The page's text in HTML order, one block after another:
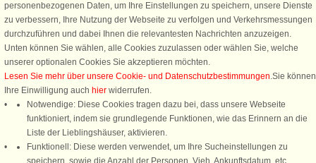
Erhalten Sie einen Willkommensgutschein von 25 €für Ihren nächsten
Ferienhausurlaub - melden Sie sich einfach für den DanCenter Newsletter
an. Verpassen Sie nie wieder exklusive Angebote, Gewinnspiele und
Urlaubstipps!
Newsletter abonnieren
personenbezogenen Daten, um Ihre Einstellungen zu speichern, unsere Dienste
zu verbessern, Ihre Nutzung der Webseite zu verfolgen und Verkehrsmessungen
durchzuführen und dabei Ihnen die relevantesten Nachrichten anzuzeigen.
Unten können Sie wählen, alle Cookies zuzulassen oder wählen Sie, welche
unserer optionalen Cookies Sie akzeptieren möchten.
Lesen Sie mehr über unsere Cookie- und Datenschutzbestimmungen.Sie können
Ihre Einwilligung auch hier widerrufen.
Notwendige: Diese Cookies tragen dazu bei, dass unsere Webseite
funktioniert, indem sie grundlegende Funktionen, wie das Erinnern an die
Liste der Lieblingshäuser, aktivieren.
Funktionell: Diese werden verwendet, um Ihre Sucheinstellungen zu
speichern, sowie die Anzahl der Personen, Vieh, Ankunftsdatum, etc.